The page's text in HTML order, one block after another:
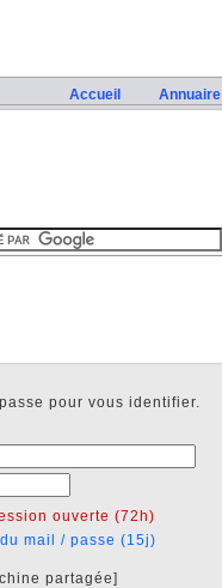
Accueil Annuaire
pour vous identifier.
ouverte (72h)
mail / passe (15j)
partagée]